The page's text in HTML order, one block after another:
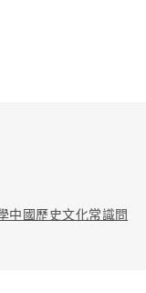
國歷史文化常識問